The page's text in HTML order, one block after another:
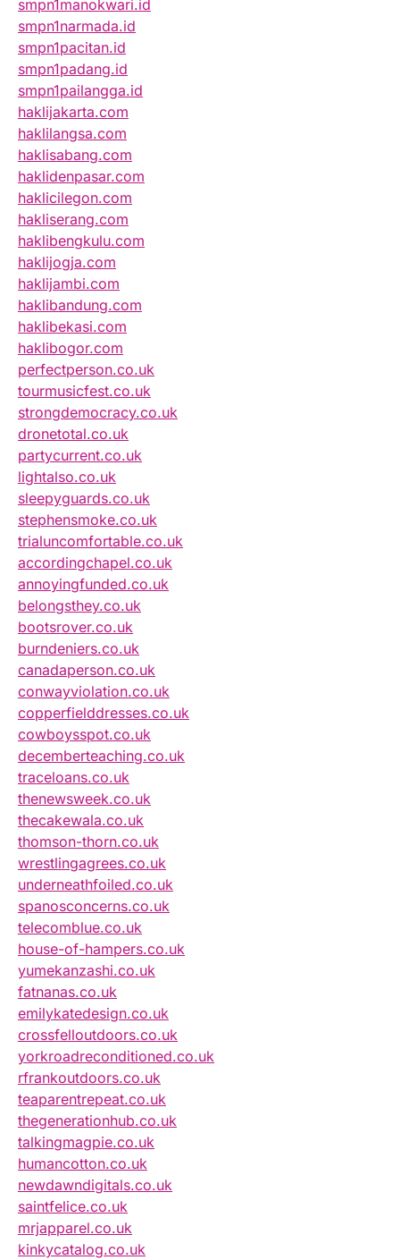
smpn1manokwari.id
smpn1narmada.id
smpn1pacitan.id
smpn1padang.id
smpn1pailangga.id
haklijakarta.com
haklilangsa.com
haklisabang.com
haklidenpasar.com
haklicilegon.com
hakliserang.com
haklibengkulu.com
haklijogja.com
haklijambi.com
haklibandung.com
haklibekasi.com
haklibogor.com
perfectperson.co.uk
tourmusicfest.co.uk
strongdemocracy.co.uk
dronetotal.co.uk
partycurrent.co.uk
lightalso.co.uk
sleepyguards.co.uk
stephensmoke.co.uk
trialuncomfortable.co.uk
accordingchapel.co.uk
annoyingfunded.co.uk
belongsthey.co.uk
bootsrover.co.uk
burndeniers.co.uk
canadaperson.co.uk
conwayviolation.co.uk
copperfielddresses.co.uk
cowboysspot.co.uk
decemberteaching.co.uk
traceloans.co.uk
thenewsweek.co.uk
thecakewala.co.uk
thomson-thorn.co.uk
wrestlingagrees.co.uk
underneathfoiled.co.uk
spanosconcerns.co.uk
telecomblue.co.uk
house-of-hampers.co.uk
yumekanzashi.co.uk
fatnanas.co.uk
emilykatedesign.co.uk
crossfelloutdoors.co.uk
yorkroadreconditioned.co.uk
rfrankoutdoors.co.uk
teaparentrepeat.co.uk
thegenerationhub.co.uk
talkingmagpie.co.uk
humancotton.co.uk
newdawndigitals.co.uk
saintfelice.co.uk
mrjapparel.co.uk
kinkycatalog.co.uk